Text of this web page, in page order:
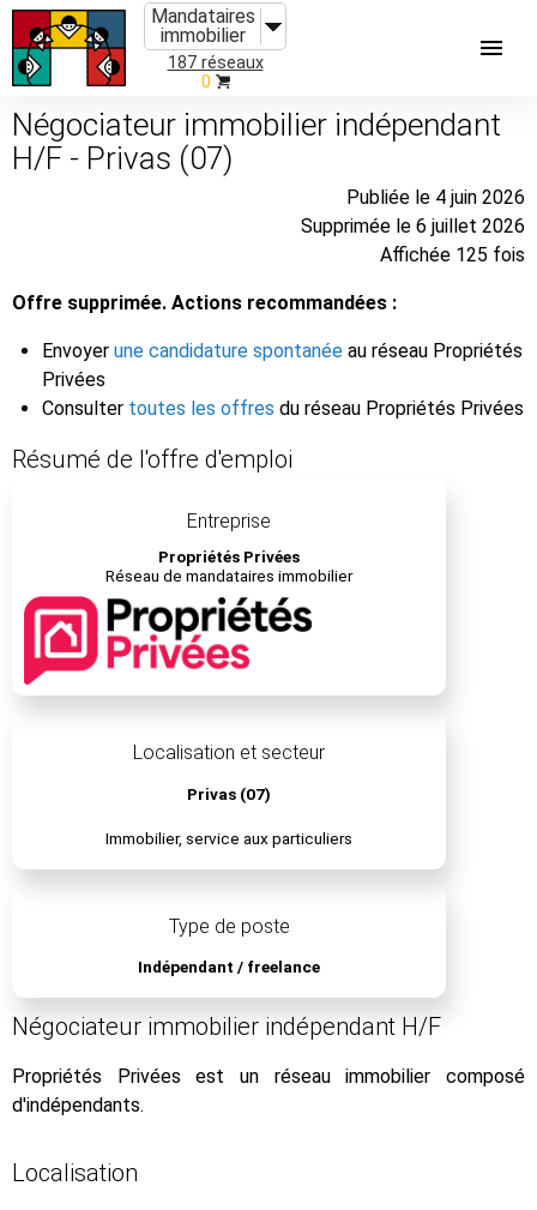
Mandataires
immobilier
187 réseaux
0
Négociateur immobilier indépendant
H/F - Privas (07)
Publiée le 4 juin 2026
Supprimée le 6 juillet 2026
Affichée 125 fois
Offre supprimée. Actions recommandées :
Envoyer une candidature spontanée au réseau Propriétés
Privées
Consulter toutes les offres du réseau Propriétés Privées
Résumé de l'offre d'emploi
Entreprise
Propriétés Privées
Réseau de mandataires immobilier
Localisation et secteur
Privas (07)
Immobilier, service aux particuliers
Type de poste
Indépendant / freelance
Négociateur immobilier indépendant H/F
Propriétés Privées est un réseau immobilier composé
d'indépendants.
Localisation